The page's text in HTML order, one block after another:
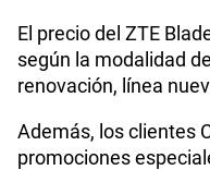
El precio del ZTE
según la modalidad
renovación, línea
Además, los clientes
promociones